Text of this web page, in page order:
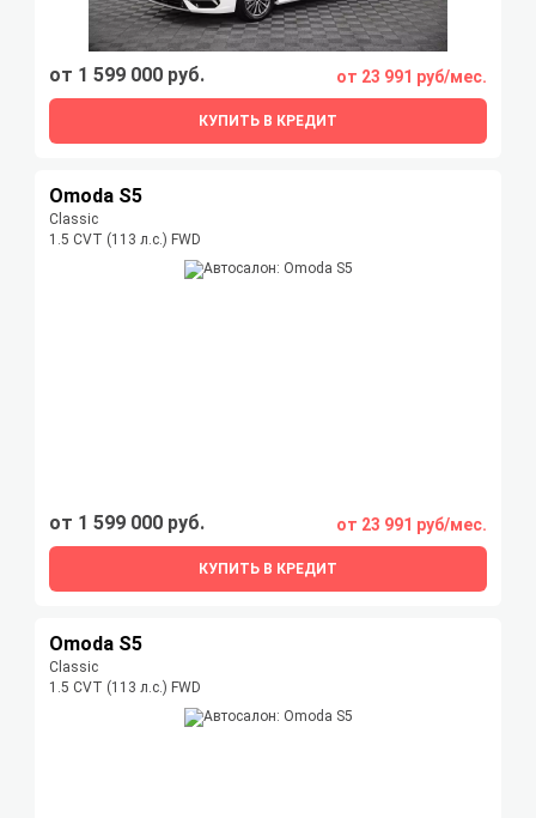
от 1 599 000 руб. от 23 991 руб/мес.
КУПИТЬ В КРЕДИТ
Omoda S5
Classic
1.5 CVT (113 л.с.) FWD
от 1 599 000 руб. от 23 991 руб/мес.
КУПИТЬ В КРЕДИТ
Omoda S5
Classic
1.5 CVT (113 л.с.) FWD